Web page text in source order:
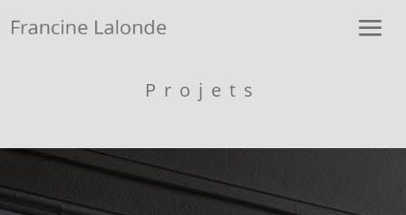
Projets